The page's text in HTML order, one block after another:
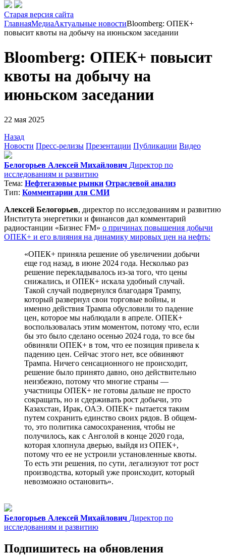
Старая версия сайта
ГлавнаяМедиаАктуальные новостиBloomberg: ОПЕК+
повысит квоты на добычу на июньском заседании
Bloomberg: ОПЕК+ повысит
квоты на добычу на
июньском заседании
22 мая 2025
Назад
Новости Пресс-релизы Презентации Публикации Видео
Белогорьев Алексей Михайлович Директор по
исследованиям и развитию
Тема: Нефтегазовые рынки Отраслевой анализ
Тип: Комментарии для СМИ
Алексей Белогорьев, директор по исследованиям и развитию
Института энергетики и финансов дал комментарий
радиостанции «Бизнес FM» о причинах повышения добычи
ОПЕК+ и его влияния на динамику мировых цен на нефть:
«ОПЕК+ приняла решение об увеличении добычи
еще год назад, в июне 2024 года. Несколько раз
решение перекладывалось из-за того, что цены
снижались, и ОПЕК+ искала удобный случай.
Такой случай подвернулся благодаря Трампу,
который развернул свои торговые войны, и
именно действия Трампа обусловили то падение
цен, которое мы наблюдали в апреле. ОПЕК+
воспользовалась этим моментом, потому что, если
бы это было сделано осенью 2024 года, то все бы
обвиняли ОПЕК+ в том, что ее позиция привела к
падению цен. Сейчас этого нет, все обвиняют
Трампа. Ничего сенсационного не происходит,
решение было принято давно, оно действительно
неизбежно, потому что многие страны —
участницы ОПЕК+ не готовы дальше не просто
сокращать, но и сдерживать рост добычи, это
Казахстан, Ирак, ОАЭ. ОПЕК+ пытается таким
путем сохранить единство своих рядов. В общем-
то, это политика самосохранения, чтобы не
получилось, как с Анголой в конце 2020 года,
которая хлопнула дверью, выйдя из ОПЕК+,
потому что ее не устроили установленные квоты.
То есть эти решения, по сути, легализуют тот рост
производства, который уже происходит, который
невозможно остановить».
Белогорьев Алексей Михайлович Директор по
исследованиям и развитию
Подпишитесь на обновления